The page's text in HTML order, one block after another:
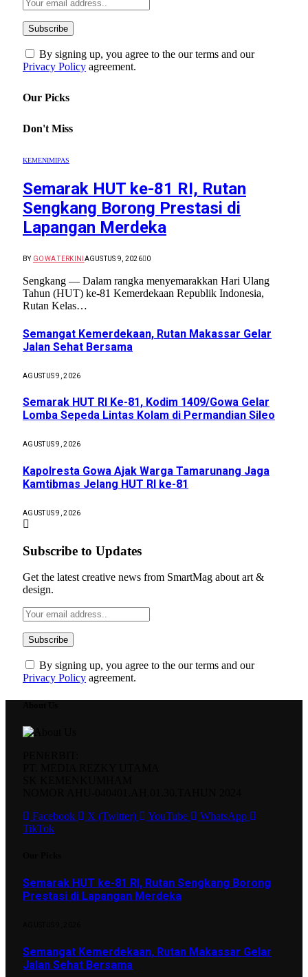
By signing up, you agree to the our terms and our
Privacy Policy agreement.
Our Picks
Don't Miss
KEMENIMIPAS
Semarak HUT ke-81 RI, Rutan
Sengkang Borong Prestasi di
Lapangan Merdeka
BY GOWA TERKINI AGUSTUS 9, 2026 0
Sengkang — Dalam rangka menyemarakkan Hari Ulang
Tahun (HUT) ke-81 Kemerdekaan Republik Indonesia,
Rutan Kelas…
Semangat Kemerdekaan, Rutan Makassar Gelar
Jalan Sehat Bersama
AGUSTUS 9, 2026
Semarak HUT RI Ke-81, Kodim 1409/Gowa Gelar
Lomba Sepeda Lintas Kolam di Permandian Sileo
AGUSTUS 9, 2026
Kapolresta Gowa Ajak Warga Tamarunang Jaga
Kamtibmas Jelang HUT RI ke-81
AGUSTUS 9, 2026
Subscribe to Updates
Get the latest creative news from SmartMag about art &
design.
By signing up, you agree to the our terms and our
Privacy Policy agreement.
Facebook
X (Twitter) YouTube
WhatsApp
TikTok
Semarak HUT ke-81 RI, Rutan Sengkang Borong
Prestasi di Lapangan Merdeka
Semangat Kemerdekaan, Rutan Makassar Gelar
Jalan Sehat Bersama